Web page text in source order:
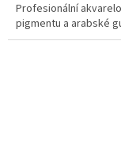
Profesionální
pigmentu a arabské